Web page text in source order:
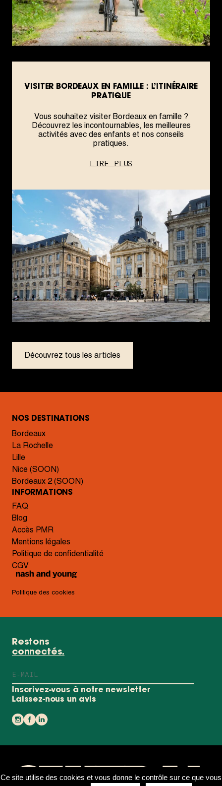
VISITER BORDEAUX EN FAMILLE : L’ITINÉRAIRE
PRATIQUE
Vous souhaitez visiter Bordeaux en famille ?
Découvrez les incontournables, les meilleures
activités avec des enfants et nos conseils
pratiques.
LIRE PLUS
Découvrez tous les articles
NOS DESTINATIONS
Bordeaux
La Rochelle
Lille
Nice (SOON)
Bordeaux 2 (SOON)
INFORMATIONS
FAQ
Blog
Accès PMR
Mentions légales
Politique de confidentialité
CGV
Politique des cookies
Restons
connectés.
Votre
e-
mail
Laissez-nous un avis
Instagram
Facebook
Linkedin
Ce site utilise des cookies et vous donne le contrôle sur ce que vous